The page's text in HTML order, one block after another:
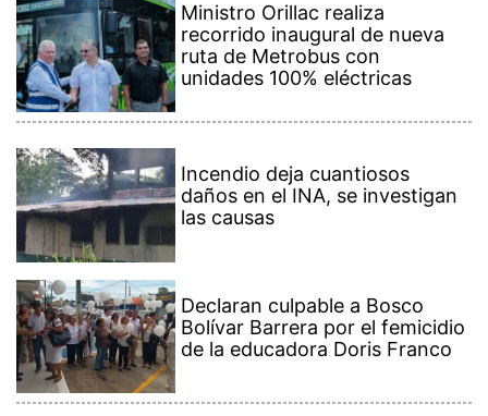
Ministro Orillac realiza
recorrido inaugural de nueva
ruta de Metrobus con
unidades 100% eléctricas
Incendio deja cuantiosos
daños en el INA, se investigan
las causas
Declaran culpable a Bosco
Bolívar Barrera por el femicidio
de la educadora Doris Franco